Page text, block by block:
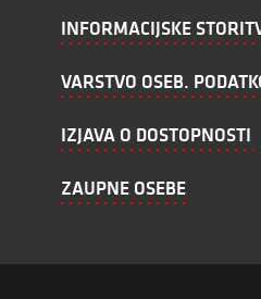
INFORMACIJSKE
VARSTVO OSEB.
IZJAVA O DOSTOPNOSTI
ZAUPNE OSEBE